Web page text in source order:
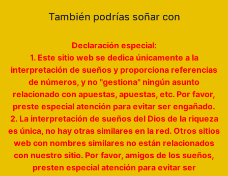
También podrías soñar con
Declaración especial:
1. Este sitio web se dedica únicamente a la
interpretación de sueños y proporciona referencias
de números, y no "gestiona" ningún asunto
relacionado con apuestas, apuestas, etc. Por favor,
preste especial atención para evitar ser engañado.
2. La interpretación de sueños del Dios de la riqueza
es única, no hay otras similares en la red. Otros sitios
web con nombres similares no están relacionados
con nuestro sitio. Por favor, amigos de los sueños,
presten especial atención para evitar ser